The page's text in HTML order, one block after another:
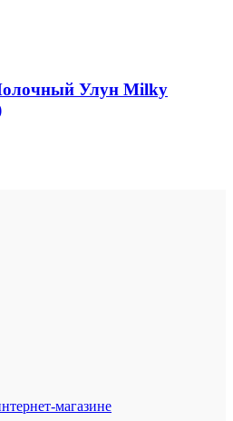
Улун Milky